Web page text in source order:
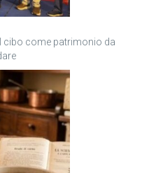
cibo come patrimonio da